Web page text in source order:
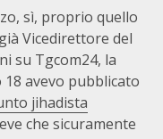
sì, proprio quello
Vicedirettore del
su Tgcom24, la
avevo pubblicato
jihadista
che sicuramente